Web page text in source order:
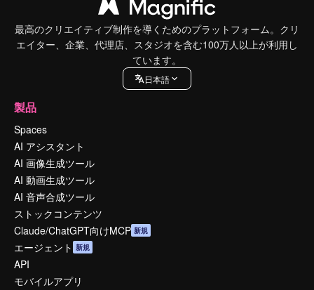
最高のクリエイティブ制作を導くためのプラットフォーム。クリ
エイター、企業、代理店、スタジオを含む100万人以上が利用し
ています。
日本語
製品
Spaces
AI アシスタント
AI 画像生成ツール
AI 動画生成ツール
AI 音声合成ツール
ストックコンテンツ
Claude/ChatGPT向けMCP 新規
エージェント 新規
API
モバイルアプリ